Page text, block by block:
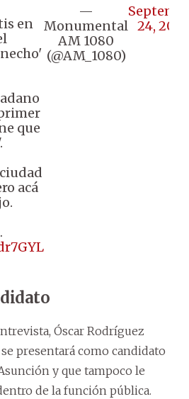
en
que
acá
—
Monumental
AM 1080
(@AM_1080)
24, 2024
Óscar Rodríguez
presentará como candidato
y que tampoco le
de la función pública.